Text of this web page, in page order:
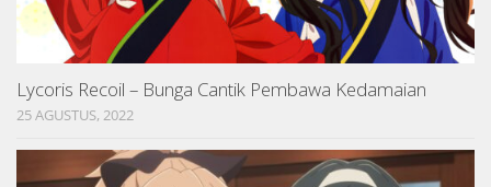
Lycoris Recoil – Bunga Cantik Pembawa Kedamaian
25 AGUSTUS, 2022